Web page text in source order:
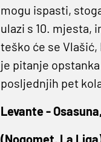
mogu ispasti,
ulazi s 10. mjesta,
teško će se
je pitanje
posljednjih pet
Levante -